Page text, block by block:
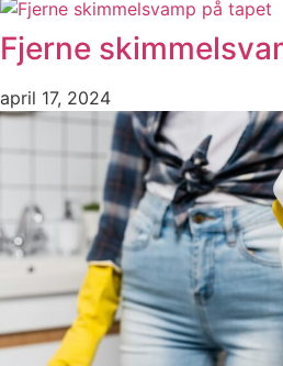
Fjerne
april 17, 2024